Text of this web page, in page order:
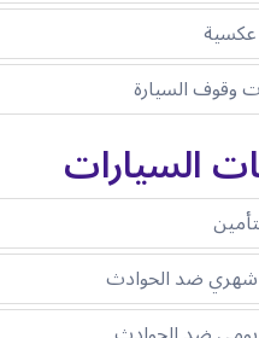
عكسية
وقوف السيارة
السيارات
شهري ضد الحوادث